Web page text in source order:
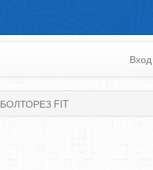
Вход
БОЛТОРЕЗ FIT